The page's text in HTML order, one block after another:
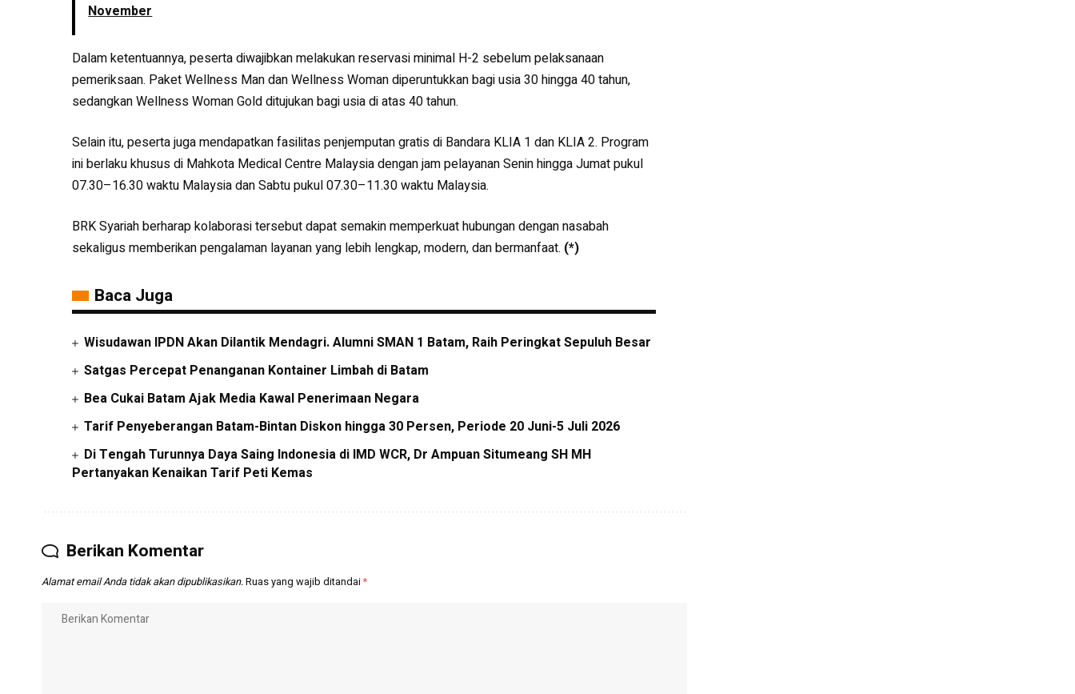
November
Dalam ketentuannya, peserta diwajibkan melakukan reservasi minimal H-2 sebelum pelaksanaan
pemeriksaan. Paket Wellness Man dan Wellness Woman diperuntukkan bagi usia 30 hingga 40 tahun,
sedangkan Wellness Woman Gold ditujukan bagi usia di atas 40 tahun.
Selain itu, peserta juga mendapatkan fasilitas penjemputan gratis di Bandara KLIA 1 dan KLIA 2. Program
ini berlaku khusus di Mahkota Medical Centre Malaysia dengan jam pelayanan Senin hingga Jumat pukul
07.30–16.30 waktu Malaysia dan Sabtu pukul 07.30–11.30 waktu Malaysia.
BRK Syariah berharap kolaborasi tersebut dapat semakin memperkuat hubungan dengan nasabah
sekaligus memberikan pengalaman layanan yang lebih lengkap, modern, dan bermanfaat. (*)
Baca Juga
Wisudawan IPDN Akan Dilantik Mendagri. Alumni SMAN 1 Batam, Raih Peringkat Sepuluh Besar
Satgas Percepat Penanganan Kontainer Limbah di Batam
Bea Cukai Batam Ajak Media Kawal Penerimaan Negara
Tarif Penyeberangan Batam-Bintan Diskon hingga 30 Persen, Periode 20 Juni-5 Juli 2026
Di Tengah Turunnya Daya Saing Indonesia di IMD WCR, Dr Ampuan Situmeang SH MH
Pertanyakan Kenaikan Tarif Peti Kemas
Berikan Komentar
Alamat email Anda tidak akan dipublikasikan.Ruas yang wajib ditandai*